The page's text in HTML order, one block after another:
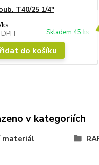
T40/25 1/4"
/ks
Skladem 45 ks
do košíku
v kategoriích
materiál